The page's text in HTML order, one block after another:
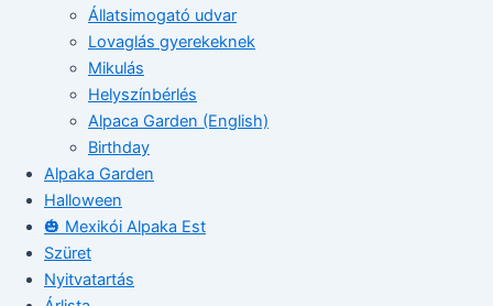
Állatsimogató udvar
Lovaglás gyerekeknek
Mikulás
Helyszínbérlés
Alpaca Garden (English)
Birthday
Alpaka Garden
Halloween
🎃 Mexikói Alpaka Est
Szüret
Nyitvatartás